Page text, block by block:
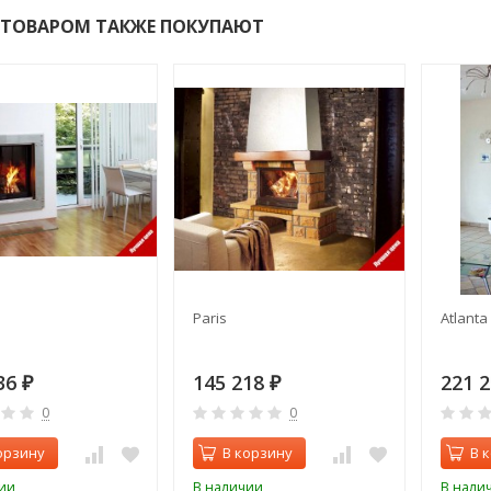
ТАКЖЕ ПОКУПАЮТ
₽
0
Paris
145 218 ₽
0
В корзину
В наличии
Atlanta
221
В
В